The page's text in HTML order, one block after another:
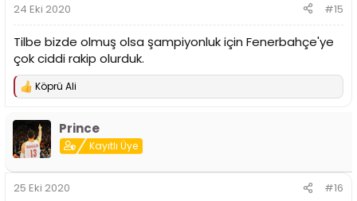
:
24 Eki 2020 #15
Tilbe bizde olmuş olsa şampiyonluk için Fenerbahçe'ye
çok ciddi rakip olurduk.
T
k
i
l
:
Köprü Ali
Prince
Kayıtlı Üye
25 Eki 2020 #16